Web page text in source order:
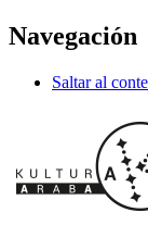
Navegación
Saltar al